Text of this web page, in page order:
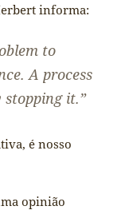
informa:
to
A process
stopping it.”
é nosso
opinião